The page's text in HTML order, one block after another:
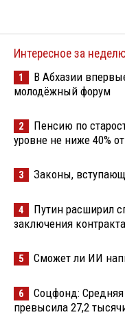
Интересное за
1
В Абхазии
молодёжный форум
2
Пенсию по
уровне не ниже 40%
3 Законы,
4
Путин расширил
заключения
5 Сможет ли ИИ
6
Соцфонд:
превысила 27,2